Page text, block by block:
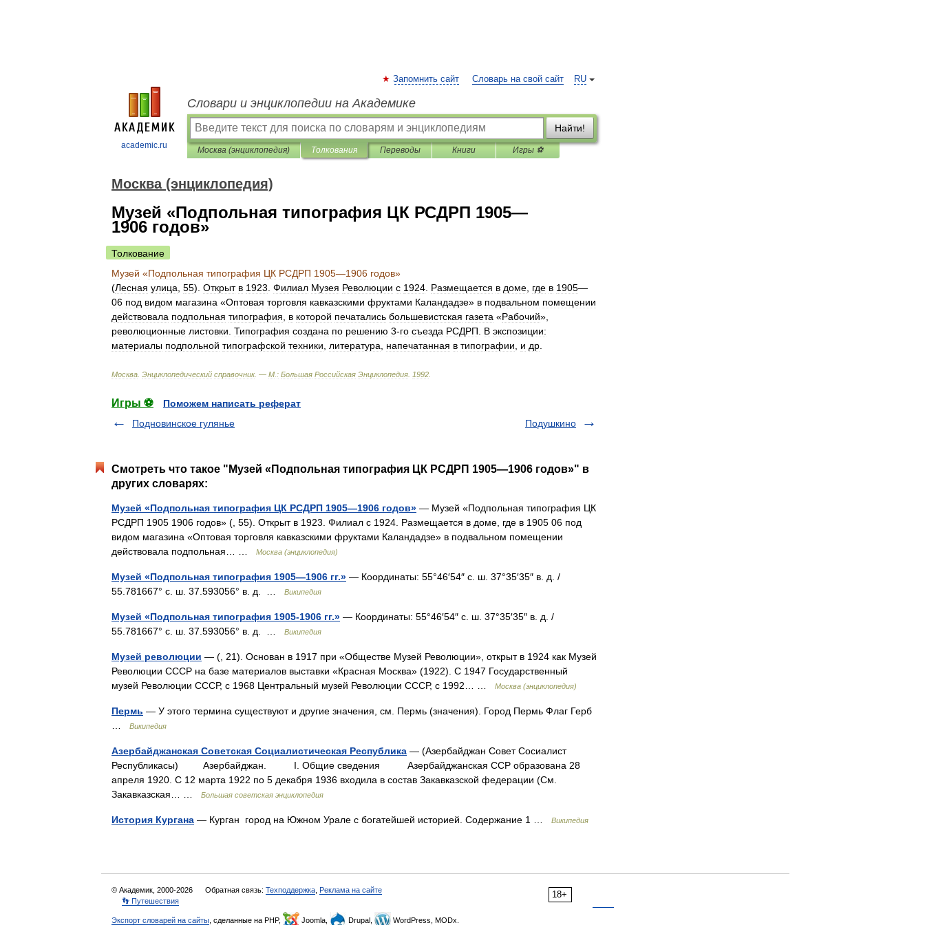
academic.ru
RU
Запомнить сайт Словарь на свой сайт
Словари и энциклопедии на Академике
Найти!
Москва (энциклопедия) Толкования Переводы Книги Игры ⚽
Москва (энциклопедия)
Музей «Подпольная типография ЦК РСДРП 1905—
1906 годов»
Толкование
Музей «Подпольная типография ЦК РСДРП 1905—1906 годов»
(Лесная улица 55). Открыт в 1923 Филиал Музея Революции с 1924 Размещается в доме где в 1905—
06 под видом магазина «Оптовая торговля кавказскими фруктами Каландадзе» в подвальном помещении
действовала подпольная типография в которой печатались большевистская газета «Рабочий»,
революционные листовки Типография создана по решению 3-го съезда РСДРП В экспозиции:
материалы подпольной типографской техники литература напечатанная в типографии и др
Москва Энциклопедический справочник. — М : Большая Российская Энциклопедия 1992
Игры ⚽
Поможем написать реферат
Подновинское гулянье
Подушкино
Смотреть что такое "Музей «Подпольная типография ЦК РСДРП 1905—1906 годов»" в
других словарях:
Музей «Подпольная типография ЦК РСДРП 1905—1906 годов» — Музей «Подпольная типография ЦК
РСДРП 1905 1906 годов» (, 55). Открыт в 1923. Филиал с 1924. Размещается в доме, где в 1905 06 под
видом магазина «Оптовая торговля кавказскими фруктами Каландадзе» в подвальном помещении
действовала подпольная… …
Москва (энциклопедия)
Музей «Подпольная типография 1905—1906 гг.» — Координаты: 55°46′54″ с. ш. 37°35′35″ в. д. /
55.781667° с. ш. 37.593056° в. д. …
Википедия
Музей «Подпольная типография 1905-1906 гг.» — Координаты: 55°46′54″ с. ш. 37°35′35″ в. д. /
55.781667° с. ш. 37.593056° в. д. …
Википедия
Музей революции — (, 21). Основан в 1917 при «Обществе Музей Революции», открыт в 1924 как Музей
Революции СССР на базе материалов выставки «Красная Москва» (1922). С 1947 Государственный
музей Революции СССР, с 1968 Центральный музей Революции СССР, с 1992… …
Москва (энциклопедия)
Пермь — У этого термина существуют и другие значения, см. Пермь (значения). Город Пермь Флаг Герб
Википедия
Азербайджанская Советская Социалистическая Республика — (Азербайджан Совет Сосиалист
Республикасы) Азербайджан. I. Общие сведения Азербайджанская ССР образована 28
апреля 1920. С 12 марта 1922 по 5 декабря 1936 входила в состав Закавказской федерации (См.
Закавказская… …
Большая советская энциклопедия
История Кургана — Курган город на Южном Урале с богатейшей историей. Содержание 1 … Википедия
18+
© Академик, 2000-2026 Обратная связь: Техподдержка Реклама на сайте
👣 Путешествия
Экспорт словарей на сайты , сделанные на PHP, Joomla, Drupal, WordPress, MODx.